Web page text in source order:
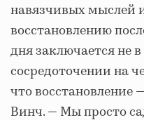
навязчивых мыслей
восстановлению
дня заключается не
сосредоточении на
что восстановление
Винч. — Мы просто